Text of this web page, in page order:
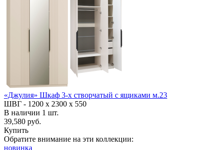
«Джулия» Шкаф 3-х створчатый с ящиками м.23
ШВГ - 1200 х 2300 х 550
В наличии 1 шт.
39,580 руб.
Купить
Обратите внимание на эти коллекции:
новинка